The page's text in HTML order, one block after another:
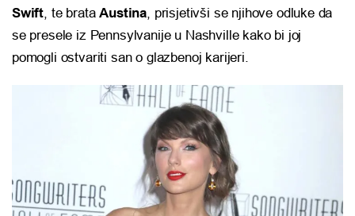
Swift, te brataAustina, prisjetivši se njihove odluke da
se presele iz Pennsylvanije u Nashville kako bi joj
pomogli ostvariti san o glazbenoj karijeri.